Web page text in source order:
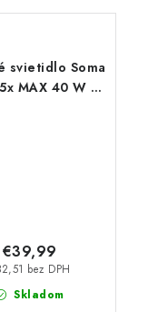
svietidlo Soma
MAX 40 W –
Skladom
bez DPH
€39,99